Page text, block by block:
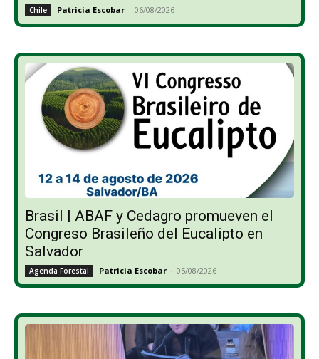
Chile Patricia Escobar - 06/08/2026
Brasil | ABAF y Cedagro promueven el
Congreso Brasileño del Eucalipto en
Salvador
Agenda Forestal Patricia Escobar - 05/08/2026